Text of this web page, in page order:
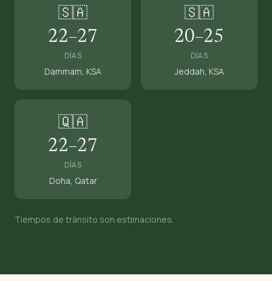
🇸🇦
22–27
DÍAS
Dammam, KSA
🇸🇦
20–25
DÍAS
Jeddah, KSA
🇶🇦
22–27
DÍAS
Doha, Qatar
Tiempos de tránsito son estimaciones.